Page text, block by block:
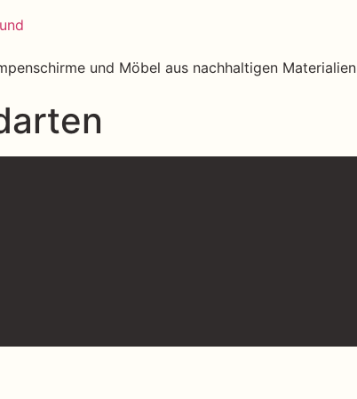
und Möbel aus nachhaltigen Materialien